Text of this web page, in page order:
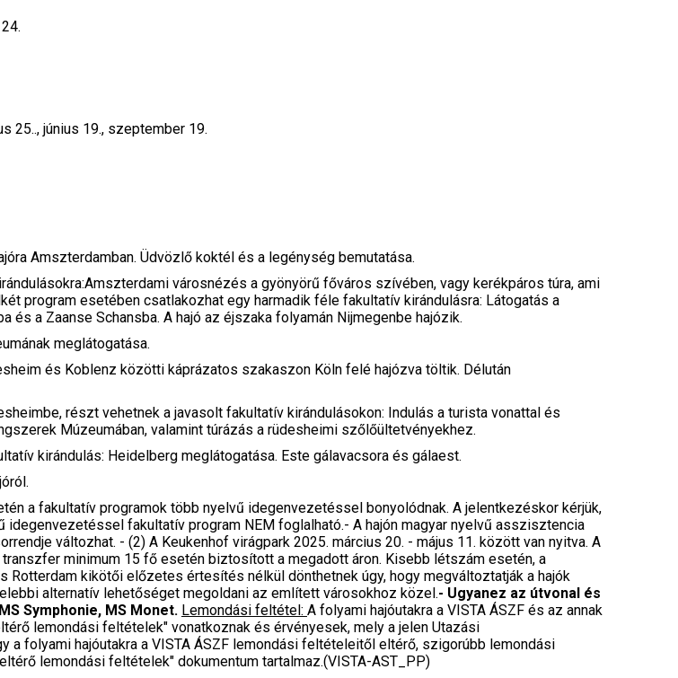
25.., június 19., szeptember 19.
Amszterdamban. Üdvözlő koktél és a legénység bemutatása.
városnézés a gyönyörű főváros szívében, vagy kerékpáros túra, ami
program esetében csatlakozhat egy harmadik féle fakultatív kirándulásra: Látogatás a
a Zaanse Schansba. A hajó az éjszaka folyamán Nijmegenbe hajózik.
meglátogatása.
és Koblenz közötti káprázatos szakaszon Köln felé hajózva töltik. Délután
részt vehetnek a javasolt fakultatív kirándulásokon: Indulás a turista vonattal és
Múzeumában, valamint túrázás a rüdesheimi szőlőültetvényekhez.
kirándulás: Heidelberg meglátogatása. Este gálavacsora és gálaest.
a fakultatív programok több nyelvű idegenvezetéssel bonyolódnak. A jelentkezéskor kérjük,
fakultatív program NEM foglalható.- A hajón magyar nyelvű asszisztencia
változhat. - (2) A Keukenhof virágpark 2025. március 20. - május 11. között van nyitva. A
minimum 15 fő esetén biztosított a megadott áron. Kisebb létszám esetén, a
kikötői előzetes értesítés nélkül dönthetnek úgy, hogy megváltoztatják a hajók
alternatív lehetőséget megoldani az említett városokhoz közel.- Ugyanez az útvonal és
Symphonie, MS Monet. Lemondási feltétel: A folyami hajóutakra a VISTA ÁSZF és az annak
lemondási feltételek" vonatkoznak és érvényesek, mely a jelen Utazási
folyami hajóutakra a VISTA ÁSZF lemondási feltételeitől eltérő, szigorúbb lemondási
lemondási feltételek" dokumentum tartalmaz.(VISTA-AST_PP)